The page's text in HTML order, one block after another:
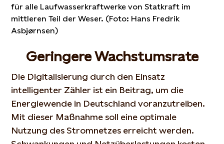
für alle Laufwasserkraftwerke von Statkraft im
mittleren Teil der Weser. (Foto: Hans Fredrik
Asbjørnsen)
Geringere Wachstumsrate
Die Digitalisierung durch den Einsatz
intelligenter Zähler ist ein Beitrag, um die
Energiewende in Deutschland voranzutreiben.
Mit dieser Maßnahme soll eine optimale
Nutzung des Stromnetzes erreicht werden.